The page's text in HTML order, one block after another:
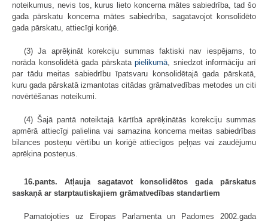
noteikumus, nevis tos, kurus lieto koncerna mātes sabiedrība, tad šo
gada pārskatu koncerna mātes sabiedrība, sagatavojot konsolidēto
gada pārskatu, attiecīgi koriģē.
(3) Ja aprēķināt korekciju summas faktiski nav iespējams, to
norāda konsolidētā gada pārskatapielikumā, sniedzot informāciju arī
par tādu meitas sabiedrību īpatsvaru konsolidētajā gada pārskatā,
kuru gada pārskatā izmantotas citādas grāmatvedības metodes un citi
novērtēšanas noteikumi.
(4) Šajā pantā noteiktajā kārtībā aprēķinātās korekciju summas
apmērā attiecīgi palielina vai samazina koncerna meitas sabiedrības
bilances posteņu vērtību un koriģē attiecīgos peļņas vai zaudējumu
aprēķina posteņus.
16.pants. Atļauja sagatavot konsolidētos gada pārskatus
saskaņā ar starptautiskajiem grāmatvedības standartiem
Pamatojoties uz Eiropas Parlamenta un Padomes 2002.gada